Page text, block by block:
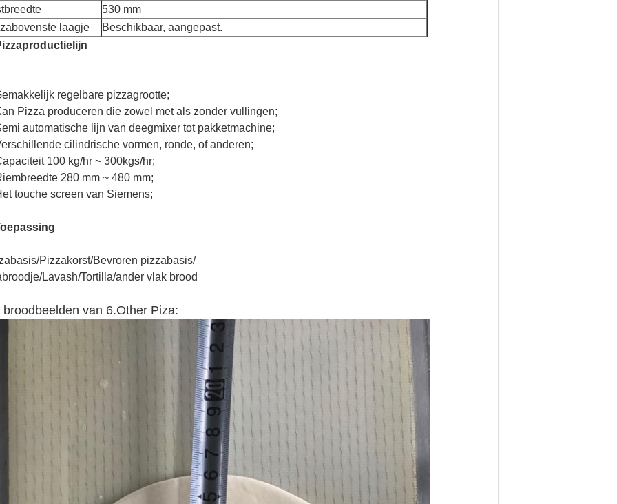
530 mm
laagje
Beschikbaar, aangepast.
regelbare pizzagrootte;
Pizza produceren die zowel met als zonder vullingen;
automatische lijn van deegmixer tot pakketmachine;
cilindrische vormen, ronde, of anderen;
100 kg/hr ~ 300kgs/hr;
280 mm ~ 480 mm;
touche screen van Siemens;
Pizzakorst/Bevroren pizzabasis/
Lavash/Tortilla/ander vlak brood
broodbeelden van 6.Other Piza: